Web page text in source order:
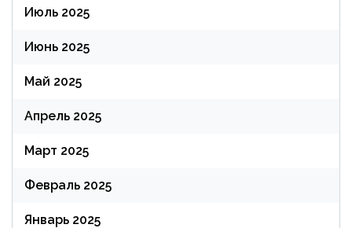
Июль 2025
Июнь 2025
Май 2025
Апрель 2025
Март 2025
Февраль 2025
Январь 2025